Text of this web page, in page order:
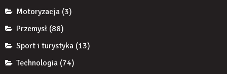
Motoryzacja (3)
Przemysł (88)
Sport i turystyka (13)
Technologia (74)